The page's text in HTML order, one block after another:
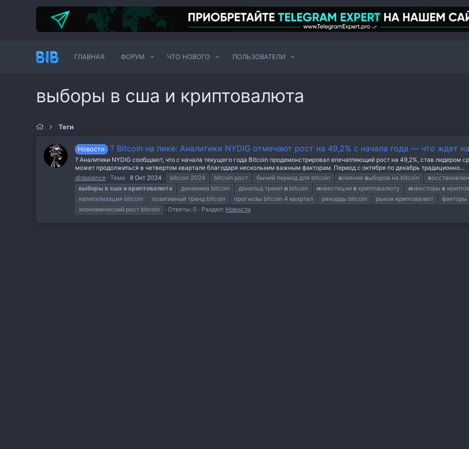
ГЛАВНАЯ ФОРУМ ЧТО НОВОГО ПОЛЬЗОВАТЕЛИ
выборы в сша и криптовалюта
Теги
Новости ? Bitcoin на пике: Аналитики NYDIG отмечают рост на 49,2% с начала года — что ждет
? Аналитики NYDIG сообщают, что с начала текущего года Bitcoin продемонстрировал впечатляющий рост на 49,2%, став лидером
может продолжиться в четвертом квартале благодаря нескольким важным факторам. Период с октября по декабрь традиционно...
disbalance Тема 8 Окт 2024 bitcoin 2024 bitcoin рост бычий период для bitcoin влияние выборов на bitcoin в
выборы в сша и криптовалюта динамика bitcoin дональд трамп и bitcoin инвестиции в криптовалюту инвесторы в
капитализация bitcoin
позитивный тренд bitcoin прогнозы bitcoin 4 квартал рекорды bitcoin рынок криптовалют факторы
экономический рост bitcoin
Ответы: 0 Раздел: Новости